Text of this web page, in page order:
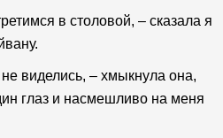
в столовой, – сказала я
виделись, – хмыкнула она,
глаз и насмешливо на меня